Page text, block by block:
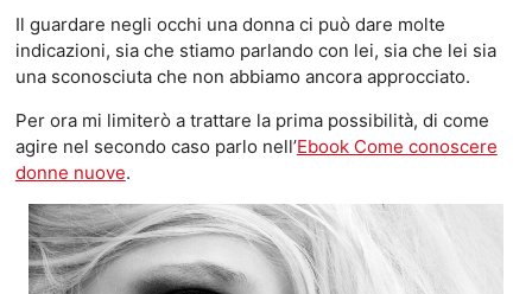
Il guardare negli occhi una donna ci può dare molte
indicazioni, sia che stiamo parlando con lei, sia che lei sia
una sconosciuta che non abbiamo ancora approcciato.
Per ora mi limiterò a trattare la prima possibilità, di come
agire nel secondo caso parlo nell’Ebook Come conoscere
donne nuove.